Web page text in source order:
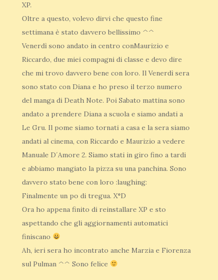
XP.
Oltre a questo, volevo dirvi che questo fine
settimana è stato davvero bellissimo ^^
Venerdì sono andato in centro conMaurizio e
Riccardo, due miei compagni di classe e devo dire
che mi trovo davvero bene con loro. Il Venerdì sera
sono stato con Diana e ho preso il terzo numero
del manga di Death Note. Poi Sabato mattina sono
andato a prendere Diana a scuola e siamo andati a
Le Gru. Il pome siamo tornati a casa e la sera siamo
andati al cinema, con Riccardo e Maurizio a vedere
Manuale D´Amore 2. Siamo stati in giro fino a tardi
e abbiamo mangiato la pizza su una panchina. Sono
davvero stato bene con loro :laughing:
Finalmente un po di tregua. X°D
Ora ho appena finito di reinstallare XP e sto
aspettando che gli aggiornamenti automatici
finiscano
Ah, ieri sera ho incontrato anche Marzia e Fiorenza
sul Pulman ^^ Sono felice